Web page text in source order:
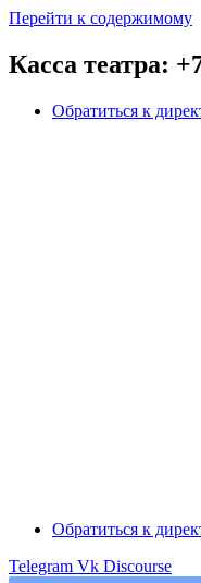
Перейти к содержимому
Касса театра:
Обратиться к
Обратиться к
Telegram Vk Discourse